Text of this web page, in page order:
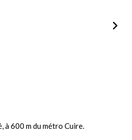
à 600 m du métro Cuire.